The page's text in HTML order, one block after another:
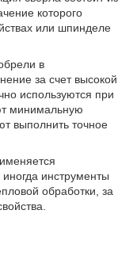
которого
или шпинделе
в
за счет высокой
используются при
минимальную
выполнить точное
инструменты
обработки, за